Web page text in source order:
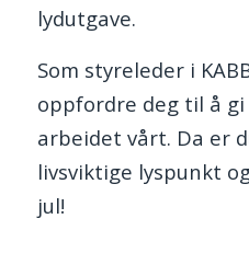
lydutgave.
Som styreleder i
oppfordre deg til å
arbeidet vårt. Da er
livsviktige lyspunkt
jul!